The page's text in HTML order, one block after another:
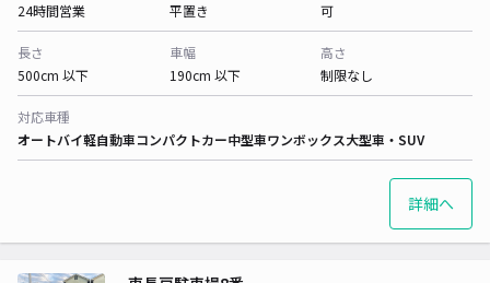
24時間営業
平置き
可
長さ
500cm 以下
車幅
190cm 以下
高さ
制限なし
対応車種
オートバイ軽自動車コンパクトカー中型車ワンボックス大型車・SUV
詳細へ